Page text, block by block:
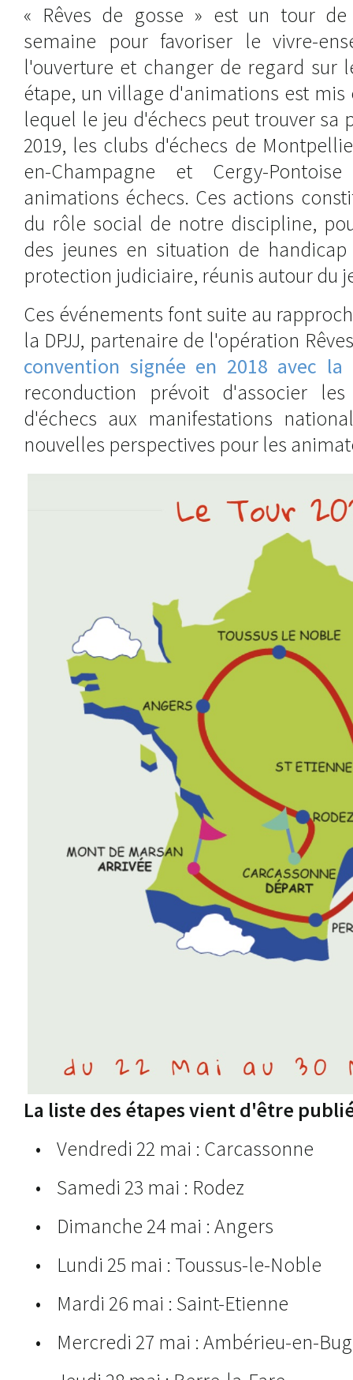
« Rêves de gosse » est un tour
semaine pour favoriser le vivre-
l'ouverture et changer de regard sur
étape, un village d'animations est
lequel le jeu d'échecs peut trouver sa
2019, les clubs d'échecs de
en-Champagne et Cergy-
animations échecs. Ces actions
du rôle social de notre discipline,
des jeunes en situation de
protection judiciaire, réunis autour du
Ces événements font suite au
la DPJJ, partenaire de l'opération
convention signée en 2018 avec la
reconduction prévoit d'associer
d'échecs aux manifestations
nouvelles perspectives pour les
La liste des étapes vient d'être
• Vendredi 22 mai : Carcassonne
• Samedi 23 mai : Rodez
• Dimanche 24 mai : Angers
• Lundi 25 mai : Toussus-le-Noble
• Mardi 26 mai : Saint-Etienne
• Mercredi 27 mai : Ambérieu-en-